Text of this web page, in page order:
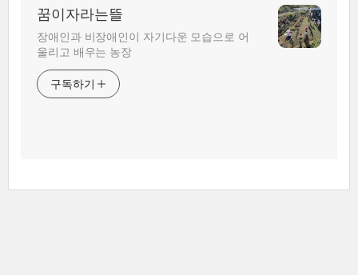
꿈이자라는뜰
장애인과 비장애인이 자기다운 모습으로 어
울리고 배우는 농장
구독하기